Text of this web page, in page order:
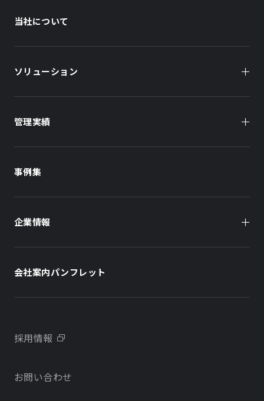
当社について
ソリューション
オーナー様向け
オフィスビル
住まい（社宅・賃貸住宅）
学校・教育施設
不動産開発をご検討の方へ
物件をお探しの方向け
管理実績
住まい（賃貸住宅）
事例集
企業情報
会社案内パンフレット
採用情報
お問い合わせ